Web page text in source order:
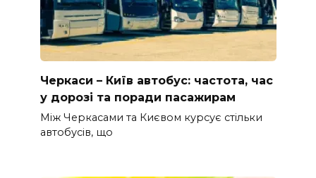
Черкаси – Київ автобус: частота, час
у дорозі та поради пасажирам
Між Черкасами та Києвом курсує стільки
автобусів, що